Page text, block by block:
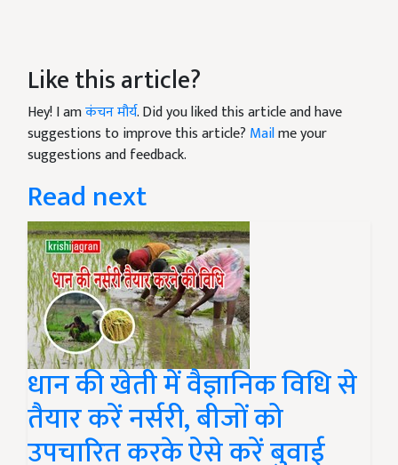
Like this article?
Hey! I amकंचन मौर्य. Did you liked this article and have
suggestions to improve this article? Mailme your
suggestions and feedback.
Read next
धान की खेती में वैज्ञानिक विधि से
तैयार करें नर्सरी, बीजों को
उपचारित करके ऐसे करें बुवाई